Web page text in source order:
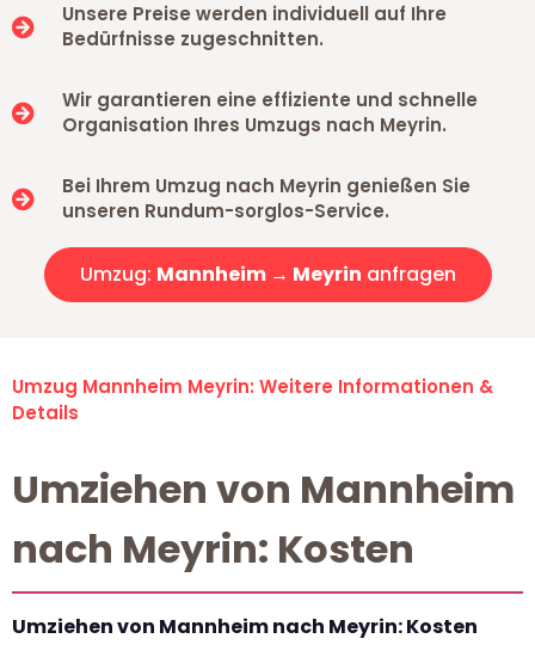
Unsere Preise werden individuell auf Ihre
Bedürfnisse zugeschnitten.
Wir garantieren eine effiziente und schnelle
Organisation Ihres Umzugs nach Meyrin.
Bei Ihrem Umzug nach Meyrin genießen Sie
unseren Rundum-sorglos-Service.
Umzug: Mannheim → Meyrin anfragen
Umzug Mannheim Meyrin: Weitere Informationen &
Details
Umziehen von Mannheim
nach Meyrin: Kosten
Umziehen von Mannheim nach Meyrin: Kosten